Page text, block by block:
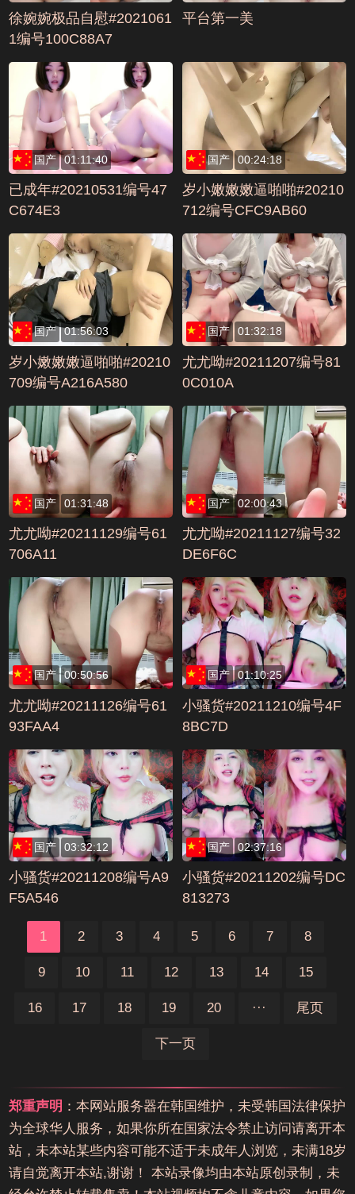
徐婉婉极品自慰#2021061
1编号100C88A7
平台第一美
国产 01:11:40
已成年#20210531编号47
C674E3
国产 00:24:18
岁小嫩嫩嫩逼啪啪#20210
712编号CFC9AB60
国产 01:56:03
岁小嫩嫩嫩逼啪啪#20210
709编号A216A580
国产 01:32:18
尤尤呦#20211207编号81
0C010A
国产 01:31:48
尤尤呦#20211129编号61
706A11
国产 02:00:43
尤尤呦#20211127编号32
DE6F6C
国产 00:50:56
尤尤呦#20211126编号61
93FAA4
国产 01:10:25
小骚货#20211210编号4F
8BC7D
国产 03:32:12
小骚货#20211208编号A9
F5A546
国产 02:37:16
小骚货#20211202编号DC
813273
1 2 3 4 5 6 7 8
9 10 11 12 13 14 15
16 17 18 19 20 ··· 尾页
下一页
郑重声明 ：本网站服务器在韩国维护，未受韩国法律保护
为全球华人服务，如果你所在国家法令禁止访问请离开本
站，未本站某些内容可能不适于未成年人浏览，未满18岁
请自觉离开本站,谢谢！ 本站录像均由本站原创录制，未